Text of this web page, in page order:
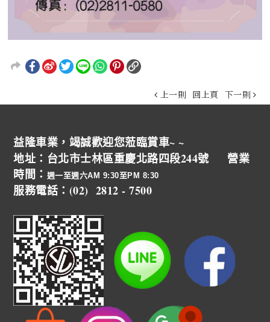
上一則 回上頁 下一則
益隆車業，竭誠歡迎您蒞臨賞車~ ~
地址：台北市士林區重慶北路四段244號 營業
時間： 週一至週六AM 9:30至PM 8:30
服務電話：(02) 2812 - 7500